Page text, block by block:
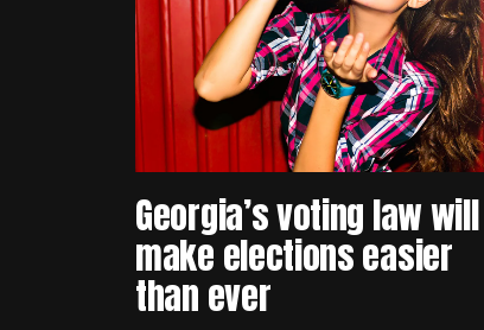
Georgia’s voting law will
make elections easier
than ever